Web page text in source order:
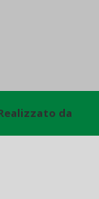
Realizzato da